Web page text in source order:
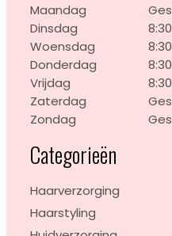
Maandag
Dinsdag
Woensdag
Donderdag
Vrijdag
Zaterdag
Zondag
Categorieën
Haarverzorging
Haarstyling